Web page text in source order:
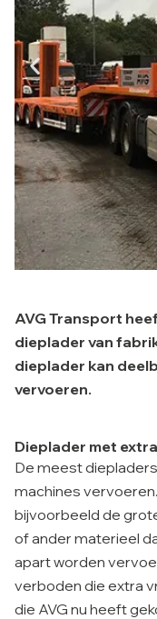
AVG Transport
dieplader van
dieplader kan
vervoeren.
Dieplader met
De meest
machines
bijvoorbeeld de
of ander materieel
apart worden
verboden die extra
die AVG nu heeft